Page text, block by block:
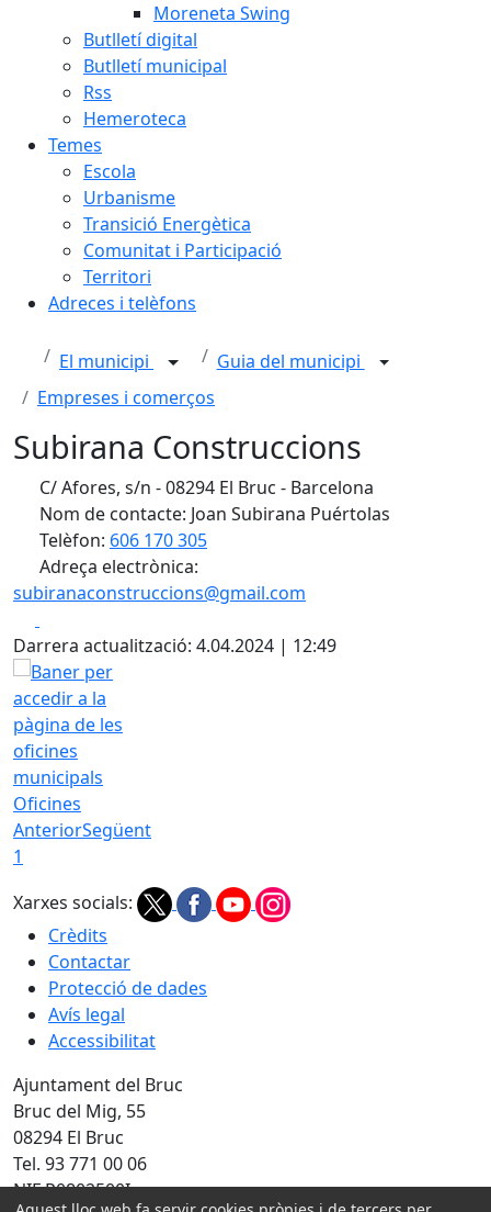
Moreneta Swing
Butlletí digital
Butlletí municipal
Rss
Hemeroteca
Temes
Escola
Urbanisme
Transició Energètica
Comunitat i Participació
Territori
Adreces i telèfons
El municipi
Guia del municipi
Empreses i comerços
Subirana Construccions
C/ Afores, s/n - 08294 El Bruc - Barcelona
Nom de contacte: Joan Subirana Puértolas
Telèfon: 606 170 305
Adreça electrònica:
subiranaconstruccions@gmail.com
Darrera actualització: 4.04.2024 | 12:49
Oficines
AnteriorSegüent
1
Xarxes socials:
Crèdits
Contactar
Protecció de dades
Avís legal
Accessibilitat
Ajuntament del Bruc
Bruc del Mig, 55
08294 El Bruc
Tel. 93 771 00 06
NIF P0802500I